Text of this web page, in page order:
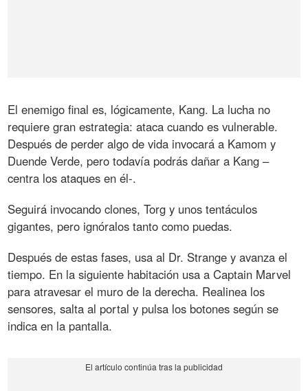
El enemigo final es, lógicamente, Kang. La lucha no
requiere gran estrategia: ataca cuando es vulnerable.
Después de perder algo de vida invocará a Kamom y
Duende Verde, pero todavía podrás dañar a Kang –
centra los ataques en él-.
Seguirá invocando clones, Torg y unos tentáculos
gigantes, pero ignóralos tanto como puedas.
Después de estas fases, usa al Dr. Strange y avanza el
tiempo. En la siguiente habitación usa a Captain Marvel
para atravesar el muro de la derecha. Realinea los
sensores, salta al portal y pulsa los botones según se
indica en la pantalla.